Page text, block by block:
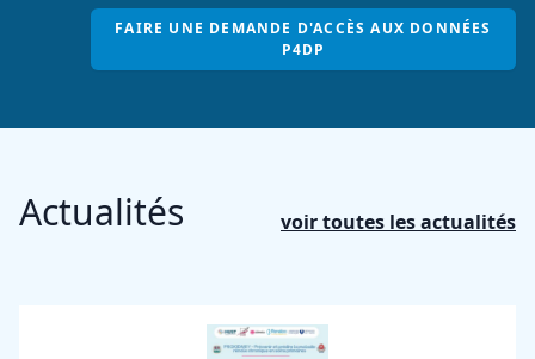
FAIRE UNE DEMANDE D'ACCÈS AUX DONNÉES
P4DP
Actualités voir toutes les actualités